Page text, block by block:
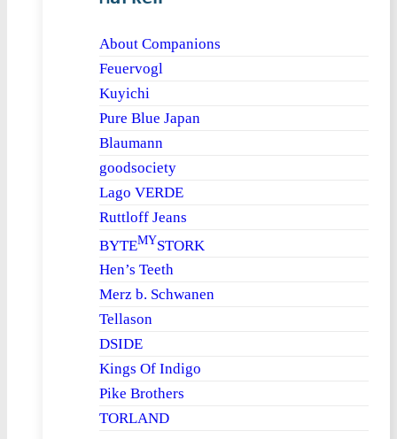
About Companions
Feuervogl
Kuyichi
Pure Blue Japan
Blaumann
goodsociety
Lago VERDE
Ruttloff Jeans
BYTEMYSTORK
Hen’s Teeth
Merz b. Schwanen
Tellason
DSIDE
Kings Of Indigo
Pike Brothers
TORLAND